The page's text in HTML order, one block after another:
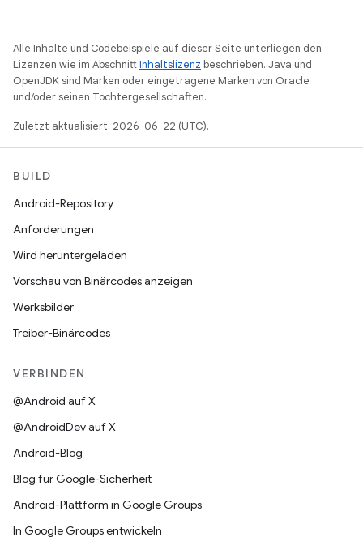
Alle Inhalte und Codebeispiele auf dieser Seite unterliegen den
Lizenzen wie im AbschnittInhaltslizenz beschrieben. Java und
OpenJDK sind Marken oder eingetragene Marken von Oracle
und/oder seinen Tochtergesellschaften.
Zuletzt aktualisiert: 2026-06-22 (UTC).
BUILD
Android-Repository
Anforderungen
Wird heruntergeladen
Vorschau von Binärcodes anzeigen
Werksbilder
Treiber-Binärcodes
VERBINDEN
@Android auf X
@AndroidDev auf X
Android-Blog
Blog für Google-Sicherheit
Android-Plattform in Google Groups
In Google Groups entwickeln